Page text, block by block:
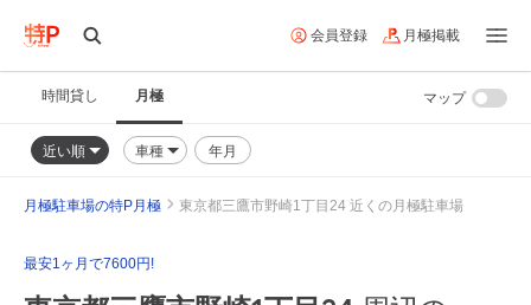
会員登録 月極掲載
時間貸し 月極
近い順 車種 年月
マップ
月極駐車場の特P月極 東京都三鷹市野崎1丁目24 近くの月極駐車場
最安1ヶ月で7600円!